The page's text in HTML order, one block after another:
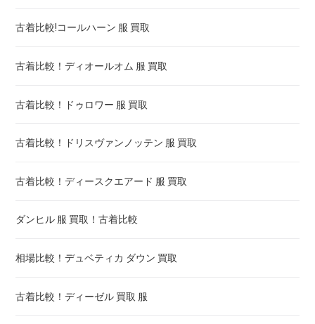
古着比較!コールハーン 服 買取
古着比較！ディオールオム 服 買取
古着比較！ドゥロワー 服 買取
古着比較！ドリスヴァンノッテン 服 買取
古着比較！ディースクエアード 服 買取
ダンヒル 服 買取！古着比較
相場比較！デュベティカ ダウン 買取
古着比較！ディーゼル 買取 服